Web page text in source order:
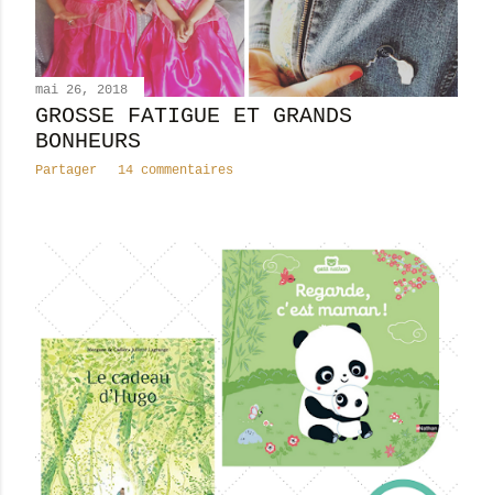
mai 26, 2018
GROSSE FATIGUE ET GRANDS
BONHEURS
Partager 14 commentaires